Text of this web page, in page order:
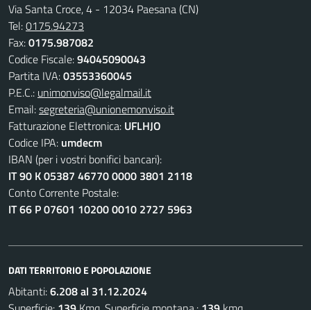
Via Santa Croce, 4 - 12034 Paesana (CN)
Tel:0175.94273
Fax:0175.987082
Codice Fiscale:94045090043
Partita IVA:03553360045
P.E.C.: unimonviso@legalmail.it
Email:segreteria@unionemonviso.it
Fatturazione Elettronica: UFLHJO
Codice IPA: umdecm
IBAN (per i vostri bonifici bancari):
IT 90 K 05387 46770 0000 3801 2118
Conto Corrente Postale:
IT 66 P 07601 10200 0010 2727 5963
DATI TERRITORIO E POPOLAZIONE
Abitanti:6.208 al 31.12.2024